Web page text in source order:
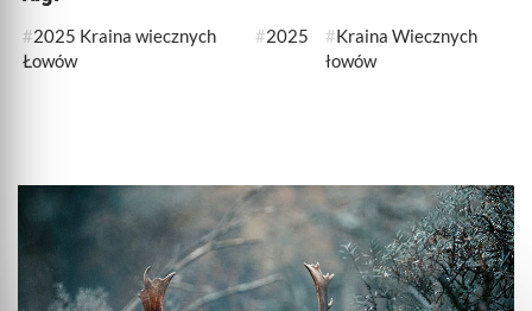
2025 Kraina wiecznych
Łowów
2025
Kraina Wiecznych
łowów